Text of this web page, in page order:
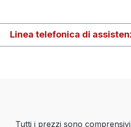
Linea telefonica di
Tutti i prezzi sono